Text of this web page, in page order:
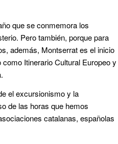
que se conmemora los
Pero también, porque para
además, Montserrat es el inicio
Itinerario Cultural Europeo y
el excursionismo y la
de las horas que hemos
catalanas, españolas